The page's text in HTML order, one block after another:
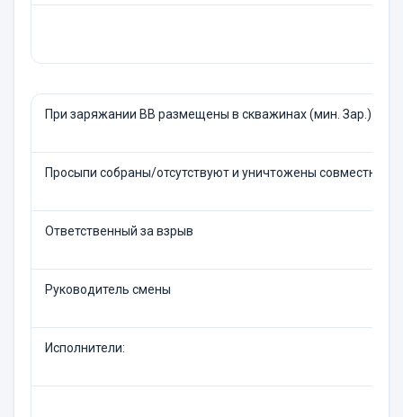
При заряжании ВВ размещены в скважинах (мин. Зар.) в
Просыпи собраны/отсутствуют и уничтожены совместно
Ответственный за взрыв
Руководитель смены
Исполнители: